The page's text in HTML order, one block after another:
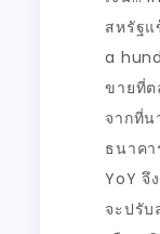
สหรัฐแ
a
ขายที่ต
จากที่น
ธนาค
YoY จึ
จะปรับ